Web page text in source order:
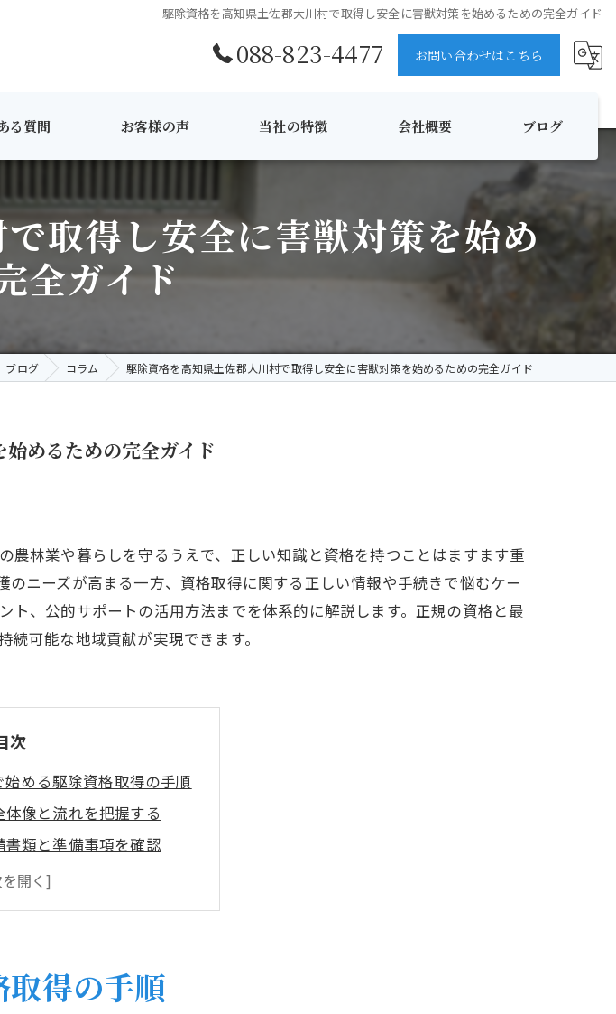
駆除資格を高知県土佐郡大川村で取得し安全に害獣対策を始めるための完全ガイド
088-823-4477 お問い合わせはこちら
る質問 お客様の声 当社の特徴
消毒
無料見積
会社概要 ブログ
取得し安全に害獣対策を始め
全ガイド
ブログ コラム 駆除資格を高知県土佐郡大川村で取得し安全に害獣対策を始めるための完全ガイド
めるための完全ガイド
林業や暮らしを守るうえで、正しい知識と資格を持つことはますます重
ニーズが高まる一方、資格取得に関する正しい情報や手続きで悩むケー
、公的サポートの活用方法までを体系的に解説します。正規の資格と最
可能な地域貢献が実現できます。
次
める駆除資格取得の手順
像と流れを把握する
類と準備事項を確認
の最新情報をチェック
立つポイントの紹介
格のポイント解説
欠な基礎知識とは
得の手順